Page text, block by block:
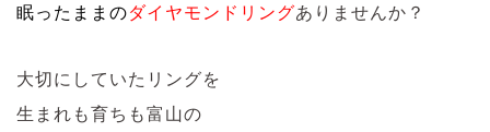
眠ったままのダイヤモンドリングありませんか？
大切にしていたリングを
生まれも育ちも富山の